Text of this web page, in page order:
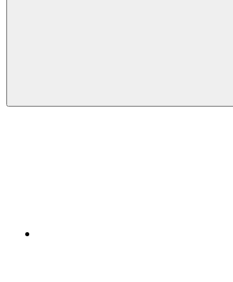
Compartilhar